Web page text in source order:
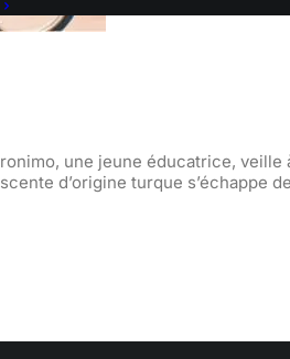
une jeune éducatrice,
d’origine turque